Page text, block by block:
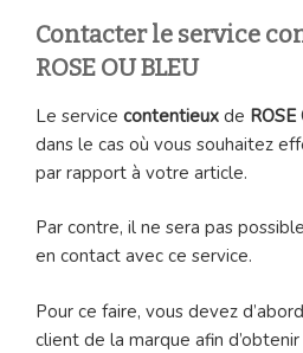
Contacter le service
ROSE OU BLEU
Le service contentieux de
dans le cas où vous souhaitez
par rapport à votre article.
Par contre, il ne sera pas
en contact avec ce service.
Pour ce faire, vous devez
client de la marque afin